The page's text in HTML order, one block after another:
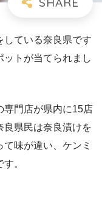
している奈良県です
ットが当てられまし
専門店が県内に15店
良県民は奈良漬けを
味が違い、ケンミ
。